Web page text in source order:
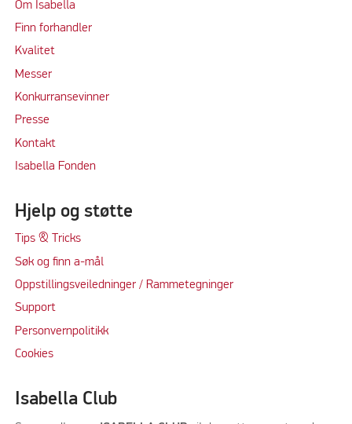
Om Isabella
Finn forhandler
Kvalitet
Messer
Konkurransevinner
Presse
Kontakt
Isabella Fonden
Hjelp og støtte
Tips & Tricks
Søk og finn a-mål
Oppstillingsveiledninger / Rammetegninger
Support
Personvernpolitikk
Cookies
Isabella Club